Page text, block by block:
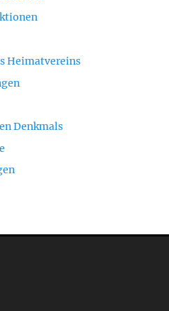
Heimatvereins
Denkmals